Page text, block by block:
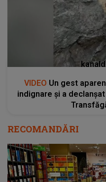
VIDEO Un gest
indignare și a
RECOMANDĂRI